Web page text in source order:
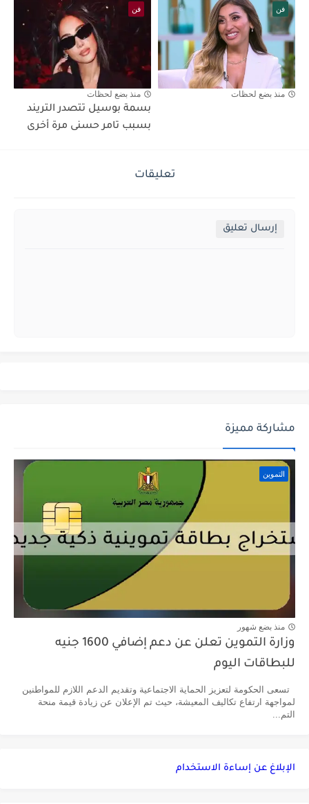
فن
منذ بضع لحظات
فن
منذ بضع لحظات
بسمة بوسيل تتصدر التريند
بسبب تامر حسنى مرة أخرى
تعليقات
إرسال تعليق
مشاركة مميزة
التموين
منذ بضع شهور
وزارة التموين تعلن عن دعم إضافي 1600 جنيه
للبطاقات اليوم
تسعى الحكومة لتعزيز الحماية الاجتماعية وتقديم الدعم اللازم للمواطنين
لمواجهة ارتفاع تكاليف المعيشة، حيث تم الإعلان عن زيادة قيمة منحة
التم...
الإبلاغ عن إساءة الاستخدام